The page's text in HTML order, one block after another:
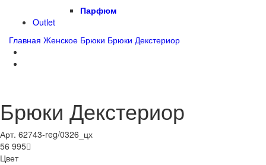
Парфюм
Outlet
Главная Женское Брюки Брюки Декстериор
Брюки Декстериор
Арт. 62743-reg/0326_цх
56 995
Цвет